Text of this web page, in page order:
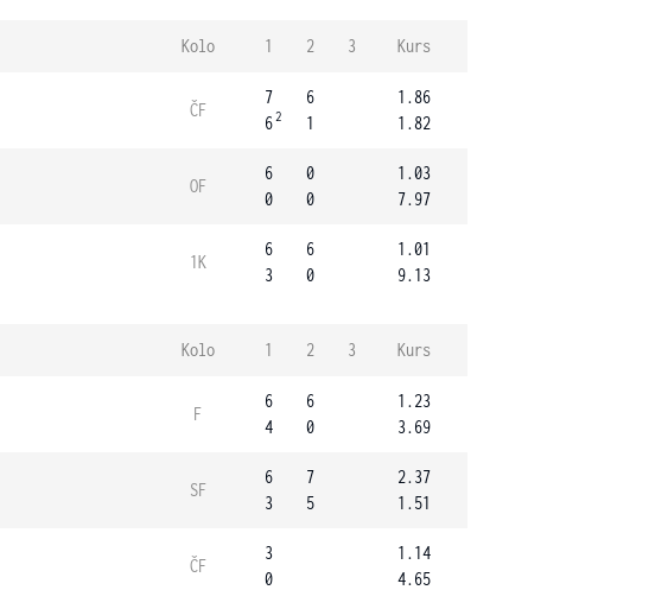
Kolo 1 2 3 Kurs
ČF
7
62
6
1
1.86
1.82
OF
6
0
0
0
1.03
7.97
1K
6
3
6
0
1.01
9.13
Kolo 1 2 3 Kurs
F
6
4
6
0
1.23
3.69
SF
6
3
7
5
2.37
1.51
ČF
3
0
1.14
4.65